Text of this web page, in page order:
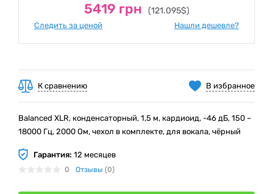
5419 грн (121.095$)
Следить за ценой Нашли дешевле?
В избранное
К сравнению
Balanced XLR, конденсаторный, 1,5 м, кардиоид, -46 дБ, 150 –
18000 Гц, 2000 Ом, чехол в комплекте, для вокала, чёрный
Гарантия: 12 месяцев
0 Отзывы (0)